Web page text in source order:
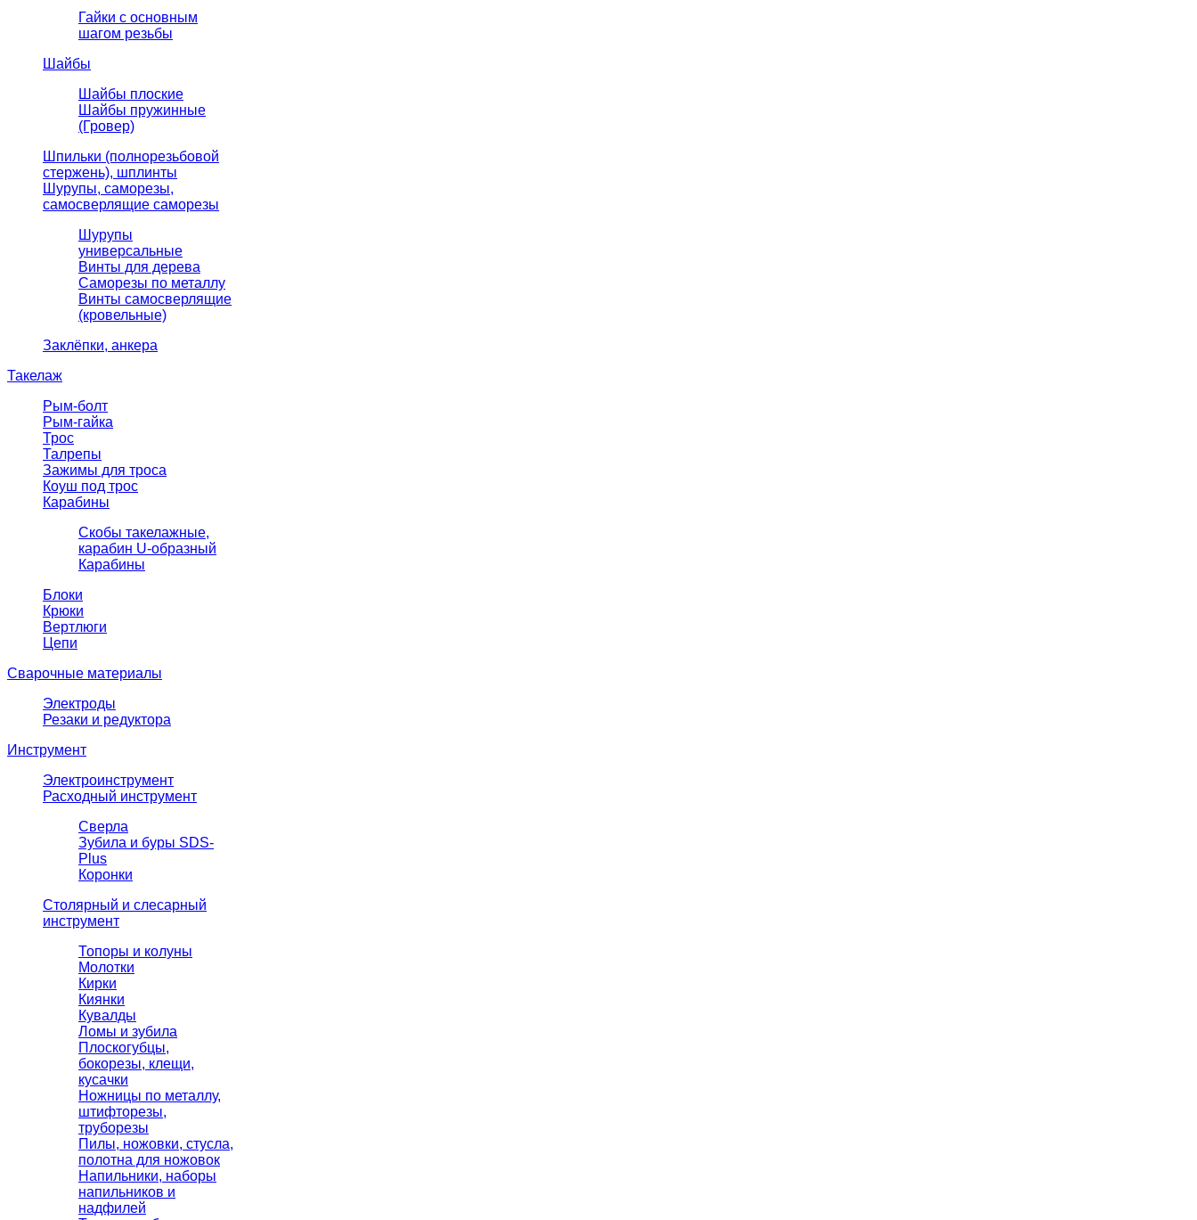
Гайки с основным
шагом резьбы
Шайбы
Шайбы плоские
Шайбы пружинные
(Гровер)
Шпильки (полнорезьбовой
стержень), шплинты
Шурупы, саморезы,
самосверлящие саморезы
Шурупы
универсальные
Винты для дерева
Саморезы по металлу
Винты самосверлящие
(кровельные)
Заклёпки, анкера
Такелаж
Рым-болт
Рым-гайка
Трос
Талрепы
Зажимы для троса
Коуш под трос
Карабины
Скобы такелажные,
карабин U-образный
Карабины
Блоки
Крюки
Вертлюги
Цепи
Сварочные материалы
Электроды
Резаки и редуктора
Инструмент
Электроинструмент
Расходный инструмент
Сверла
Зубила и буры SDS-
Plus
Коронки
Столярный и слесарный
инструмент
Топоры и колуны
Молотки
Кирки
Киянки
Кувалды
Ломы и зубила
Плоскогубцы,
бокорезы, клещи,
кусачки
Ножницы по металлу,
штифторезы,
труборезы
Пилы, ножовки, стусла,
полотна для ножовок
Напильники, наборы
напильников и
надфилей